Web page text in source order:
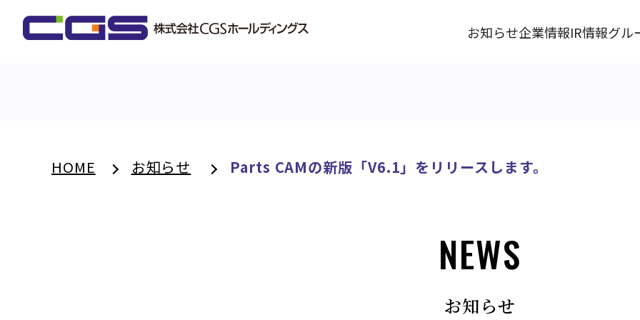
お知らせ企業情報IR情報グル
HOME お知らせ Parts CAMの新版「V6.1」をリリースします。
NEWS
お知らせ